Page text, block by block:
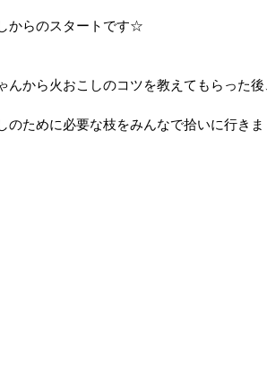
からのスタートです☆
んから火おこしのコツを教えてもらった後
のために必要な枝をみんなで拾いに行き